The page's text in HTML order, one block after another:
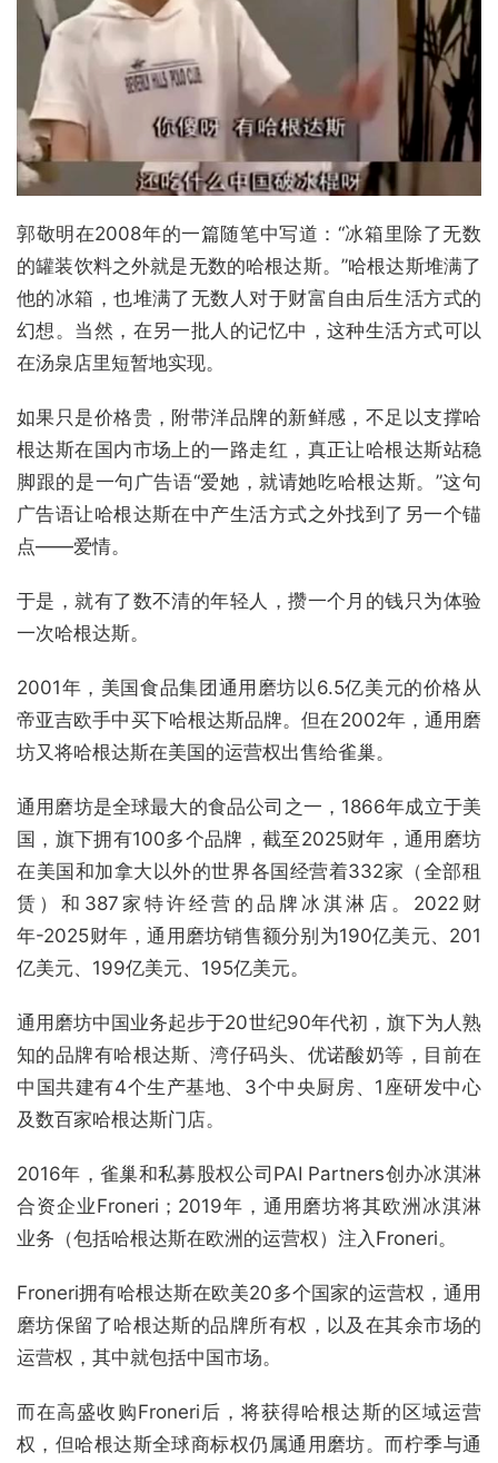
郭敬明在2008年的一篇随笔中写道：“冰箱里除了无数
的罐装饮料之外就是无数的哈根达斯。”哈根达斯堆满了
他的冰箱，也堆满了无数人对于财富自由后生活方式的
幻想。当然，在另一批人的记忆中，这种生活方式可以
在汤泉店里短暂地实现。
如果只是价格贵，附带洋品牌的新鲜感，不足以支撑哈
根达斯在国内市场上的一路走红，真正让哈根达斯站稳
脚跟的是一句广告语“爱她，就请她吃哈根达斯。”这句
广告语让哈根达斯在中产生活方式之外找到了另一个锚
点——爱情。
于是，就有了数不清的年轻人，攒一个月的钱只为体验
一次哈根达斯。
2001年，美国食品集团通用磨坊以6.5亿美元的价格从
帝亚吉欧手中买下哈根达斯品牌。但在2002年，通用磨
坊又将哈根达斯在美国的运营权出售给雀巢。
通用磨坊是全球最大的食品公司之一，1866年成立于美
国，旗下拥有100多个品牌，截至2025财年，通用磨坊
在美国和加拿大以外的世界各国经营着332家（全部租
赁）和387家特许经营的品牌冰淇淋店。2022财
年-2025财年，通用磨坊销售额分别为190亿美元、201
亿美元、199亿美元、195亿美元。
通用磨坊中国业务起步于20世纪90年代初，旗下为人熟
知的品牌有哈根达斯、湾仔码头、优诺酸奶等，目前在
中国共建有4个生产基地、3个中央厨房、1座研发中心
及数百家哈根达斯门店。
2016年，雀巢和私募股权公司PAI Partners创办冰淇淋
合资企业Froneri；2019年，通用磨坊将其欧洲冰淇淋
业务（包括哈根达斯在欧洲的运营权）注入Froneri。
Froneri拥有哈根达斯在欧美20多个国家的运营权，通用
磨坊保留了哈根达斯的品牌所有权，以及在其余市场的
运营权，其中就包括中国市场。
而在高盛收购Froneri后，将获得哈根达斯的区域运营
权，但哈根达斯全球商标权仍属通用磨坊。而柠季与通